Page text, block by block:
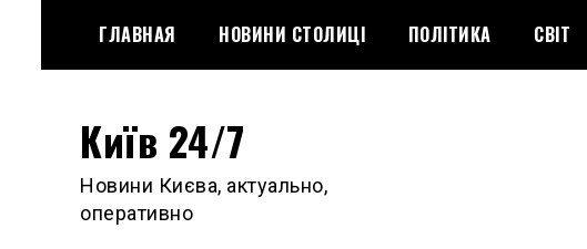
content
ГЛАВНАЯ НОВИНИ СТОЛИЦІ ПОЛІТИКА СВІТ
Київ 24/7
Новини Києва, актуально,
оперативно